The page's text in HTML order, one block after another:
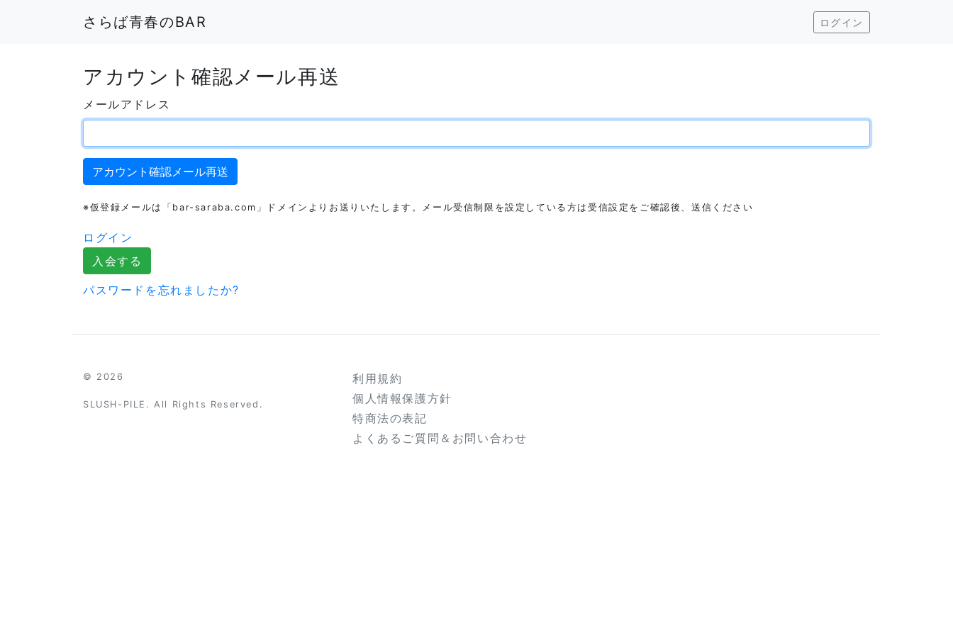
さらば青春のBAR ログイン
アカウント確認メール再送
メールアドレス
※仮登録メールは「bar-saraba.com」ドメインよりお送りいたします。メール受信制限を設定している方は受信設定をご確認後、送信ください
ログイン
入会する
パスワードを忘れましたか?
© 2026
SLUSH-PILE. All Rights Reserved.
利用規約
個人情報保護方針
特商法の表記
よくあるご質問＆お問い合わせ